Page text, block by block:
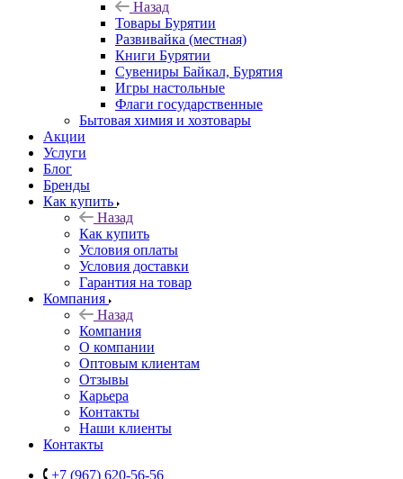
Назад
Товары Бурятии
Развивайка (местная)
Книги Бурятии
Сувениры Байкал, Бурятия
Игры настольные
Флаги государственные
Бытовая химия и хозтовары
Акции
Услуги
Блог
Бренды
Как купить
Назад
Как купить
Условия оплаты
Условия доставки
Гарантия на товар
Компания
Назад
Компания
О компании
Оптовым клиентам
Отзывы
Карьера
Контакты
Наши клиенты
Контакты
+7 (967) 620-56-56